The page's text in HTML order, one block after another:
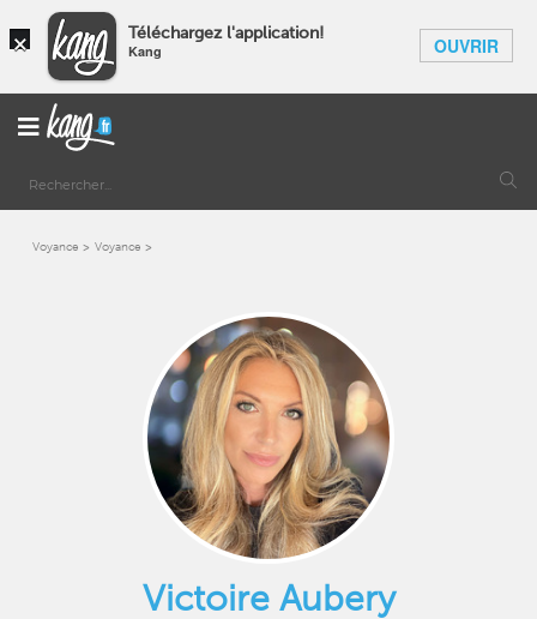
× Téléchargez l'application!
Kang OUVRIR
Voyance Voyance
Victoire Aubery